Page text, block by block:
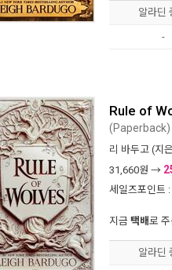
알라딘
-
Rule of
(Paperback)
리 바두고 (지
31,660원 →
세일즈포인트 :
지금 택배로
알라딘